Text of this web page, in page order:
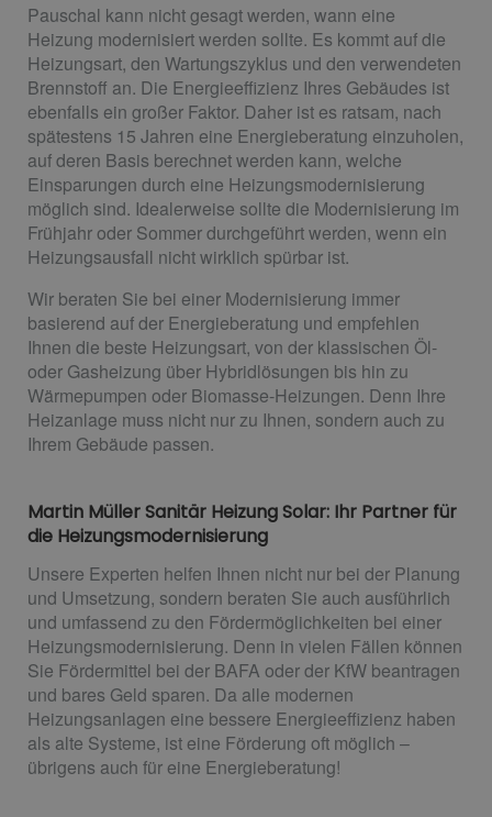
Pauschal kann nicht gesagt werden, wann eine
Heizung modernisiert werden sollte. Es kommt auf die
Heizungsart, den Wartungszyklus und den verwendeten
Brennstoff an. Die Energieeffizienz Ihres Gebäudes ist
ebenfalls ein großer Faktor. Daher ist es ratsam, nach
spätestens 15 Jahren eine Energieberatung einzuholen,
auf deren Basis berechnet werden kann, welche
Einsparungen durch eine Heizungsmodernisierung
möglich sind. Idealerweise sollte die Modernisierung im
Frühjahr oder Sommer durchgeführt werden, wenn ein
Heizungsausfall nicht wirklich spürbar ist.
Wir beraten Sie bei einer Modernisierung immer
basierend auf der Energieberatung und empfehlen
Ihnen die beste Heizungsart, von der klassischen Öl-
oder Gasheizung über Hybridlösungen bis hin zu
Wärmepumpen oder Biomasse-Heizungen. Denn Ihre
Heizanlage muss nicht nur zu Ihnen, sondern auch zu
Ihrem Gebäude passen.
Martin Müller Sanitär Heizung Solar: Ihr Partner für
die Heizungsmodernisierung
Unsere Experten helfen Ihnen nicht nur bei der Planung
und Umsetzung, sondern beraten Sie auch ausführlich
und umfassend zu den Fördermöglichkeiten bei einer
Heizungsmodernisierung. Denn in vielen Fällen können
Sie Fördermittel bei der BAFA oder der KfW beantragen
und bares Geld sparen. Da alle modernen
Heizungsanlagen eine bessere Energieeffizienz haben
als alte Systeme, ist eine Förderung oft möglich –
übrigens auch für eine Energieberatung!